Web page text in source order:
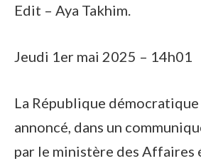
Edit – Aya Takhim.
Jeudi 1er mai 2025 – 14h01
La République démocratique
annoncé, dans un
par le ministère des Affaires